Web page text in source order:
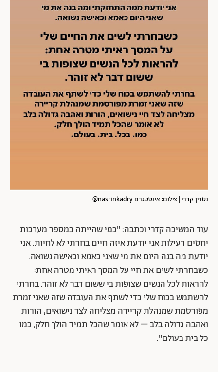
נסרין קדרי | צילום: אינסטגרם nasrinkadry@
עוד המשיכה קדרי וכתבה: "כמי שהייתה במספר מערכות
יחסים רעילות אני יודעת איזה חיים בחרתי לא לחיות. אני
יודעת מה בנה היום את מי שאני כאמא וכאישה נשואה.
כשבחרתי לשים את חיי על המסך ראיתי מטרה אחת:
להראות לכל הנשים שצופות בי ששום דבר לא זוהר. בחרתי
להשתמש בכוח שלי כדי לשתף את העובדה שזה שאני זמרת
מפורסמת שמנהלת קריירה מצליחה לצד נישואים, הורות
ואהבה גדולה בלב – לא אומר שהכל תמיד הולך חלק, כמו
כל בית בעולם".